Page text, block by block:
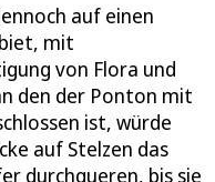
auf einen
mit
von Flora und
den der Ponton mit
ist, würde
auf Stelzen das
durchqueren, bis sie